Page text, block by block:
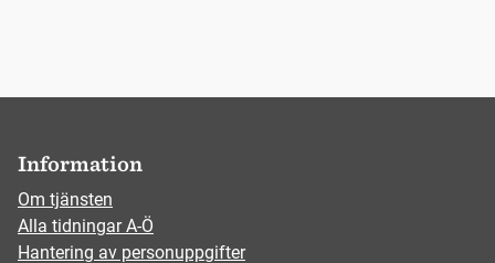
Information
Om tjänsten
Alla tidningar A-Ö
Hantering av personuppgifter